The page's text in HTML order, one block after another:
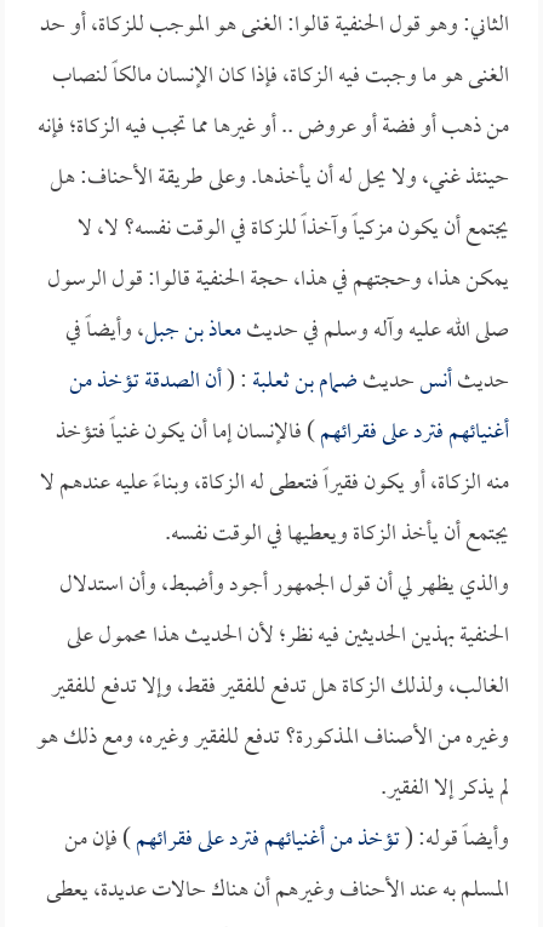
الثاني: وهو قول الحنفية قالوا: الغنى هو الموجب للزكاة، أو حد
الغنى هو ما وجبت فيه الزكاة، فإذا كان الإنسان مالكاً لنصاب
من ذهب أو فضة أو عروض .. أو غيرها مما تجب فيه الزكاة؛ فإنه
حينئذ غني، ولا يحل له أن يأخذها. وعلى طريقة الأحناف: هل
يجتمع أن يكون مزكياً وآخذاً للزكاة في الوقت نفسه؟ لا، لا
يمكن هذا، وحجتهم في هذا، حجة الحنفية قالوا: قول الرسول
صلى الله عليه وآله وسلم في حديثمعاذ بن جبل، وأيضاً في
حديثأنسحديثضمام بن ثعلبة: (أن الصدقة تؤخذ من
أغنيائهم فترد على فقرائهم) فالإنسان إما أن يكون غنياً فتؤخذ
منه الزكاة، أو يكون فقيراً فتعطى له الزكاة، وبناءً عليه عندهم لا
يجتمع أن يأخذ الزكاة ويعطيها في الوقت نفسه.
والذي يظهر لي أن قول الجمهور أجود وأضبط، وأن استدلال
الحنفية بهذين الحديثين فيه نظر؛ لأن الحديث هذا محمول على
الغالب، ولذلك الزكاة هل تدفع للفقير فقط، وإلا تدفع للفقير
وغيره من الأصناف المذكورة؟ تدفع للفقير وغيره، ومع ذلك هو
لم يذكر إلا الفقير.
وأيضاً قوله: (تؤخذ من أغنيائهم فترد على فقرائهم) فإن من
المسلم به عند الأحناف وغيرهم أن هناك حالات عديدة، يعطى